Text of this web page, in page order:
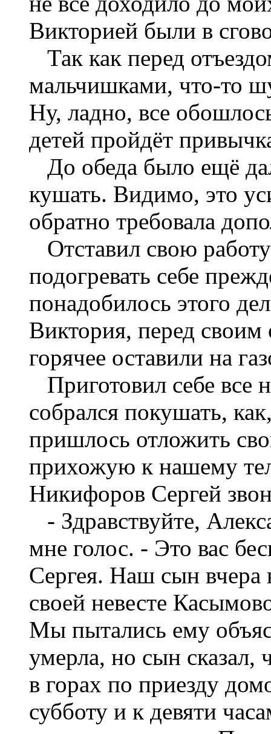
Викторией были в
Так как перед
мальчишками, что-то
Ну, ладно, все
детей пройдёт
До обеда было ещё
кушать. Видимо, это
обратно требовала
Отставил свою
подогревать себе
понадобилось этого
Виктория, перед своим
горячее оставили на
Приготовил себе все
собрался покушать,
пришлось отложить
прихожую к нашему
Никифоров Сергей
- Здравствуйте,
мне голос. - Это вас
Сергея. Наш сын вчера
своей невесте
Мы пытались ему
умерла, но сын сказал,
в горах по приезду
субботу и к девяти